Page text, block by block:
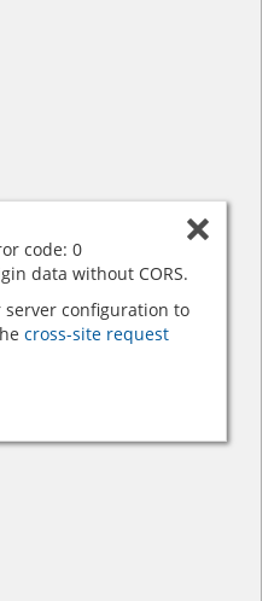
code: 0
data without CORS.
server configuration to
cross-site request